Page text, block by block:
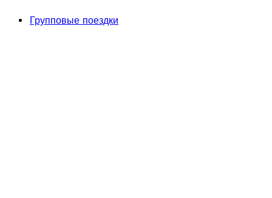
Групповые поездки